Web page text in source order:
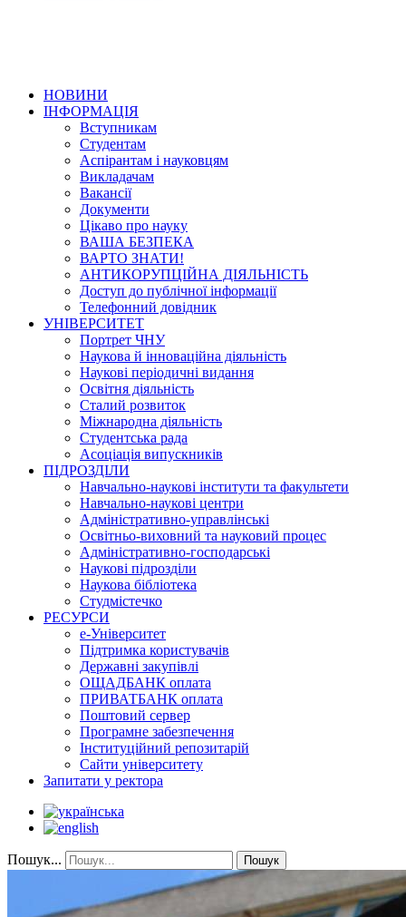
НОВИНИ
ІНФОРМАЦІЯ
Вступникам
Студентам
Аспірантам і науковцям
Викладачам
Вакансії
Документи
Цікаво про науку
ВАША БЕЗПЕКА
ВАРТО ЗНАТИ!
АНТИКОРУПЦІЙНА ДІЯЛЬНІСТЬ
Доступ до публічної інформації
Телефонний довідник
УНІВЕРСИТЕТ
Портрет ЧНУ
Наукова й інноваційна діяльність
Наукові періодичні видання
Освітня діяльність
Сталий розвиток
Міжнародна діяльність
Студентська рада
Асоціація випускників
ПІДРОЗДІЛИ
Навчально-наукові інститути та факультети
Навчально-наукові центри
Адміністративно-управлінські
Освітньо-виховний та науковий процес
Адміністративно-господарські
Наукові підрозділи
Наукова бібліотека
Студмістечко
РЕСУРСИ
е-Університет
Підтримка користувачів
Державні закупівлі
ОЩАДБАНК оплата
ПРИВАТБАНК оплата
Поштовий сервер
Програмне забезпечення
Інституційний репозитарій
Сайти університету
Запитати у ректора
Пошук... Пошук